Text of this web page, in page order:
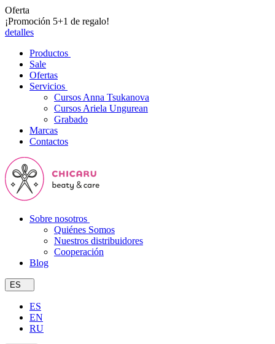
Oferta
¡Promoción 5+1 de regalo!
detalles
Productos
Sale
Ofertas
Servicios
Cursos Anna Tsukanova
Cursos Ariela Ungurean
Grabado
Marcas
Contactos
Sobre nosotros
Quiénes Somos
Nuestros distribuidores
Cooperación
Blog
ES
ES
EN
RU